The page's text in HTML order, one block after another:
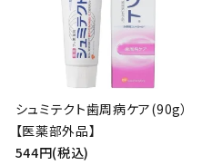
シュミテクト歯周病ケア(90g）
【医薬部外品】
544円(税込)